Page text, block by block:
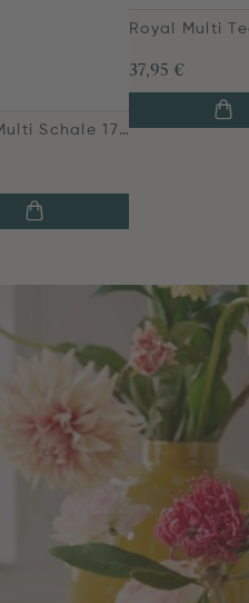
Royal Multi Schale 17 Cm
Royal Multi
37,95 €